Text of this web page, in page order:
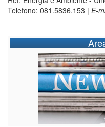
Telefono: 081.5836.153 | E-